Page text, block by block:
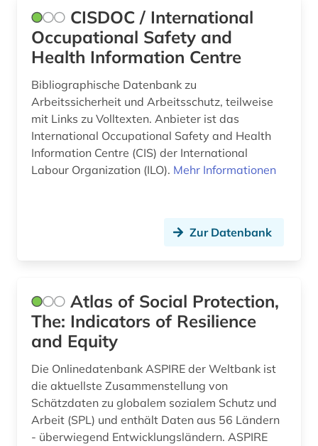
CISDOC / International
Occupational Safety and
Health Information Centre
Bibliographische Datenbank zu
Arbeitssicherheit und Arbeitsschutz, teilweise
mit Links zu Volltexten. Anbieter ist das
International Occupational Safety and Health
Information Centre (CIS) der International
Labour Organization (ILO). Mehr Informationen
Zur Datenbank
Atlas of Social Protection,
The: Indicators of Resilience
and Equity
Die Onlinedatenbank ASPIRE der Weltbank ist
die aktuellste Zusammenstellung von
Schätzdaten zu globalem sozialem Schutz und
Arbeit (SPL) und enthält Daten aus 56 Ländern
- überwiegend Entwicklungsländern. ASPIRE